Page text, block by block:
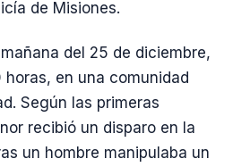
de Misiones.
del 25 de diciembre,
en una comunidad
Según las primeras
recibió un disparo en la
un hombre manipulaba un